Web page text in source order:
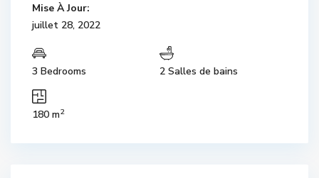
Mise À Jour:
juillet 28, 2022
3 Bedrooms 2 Salles de bains
180 m2